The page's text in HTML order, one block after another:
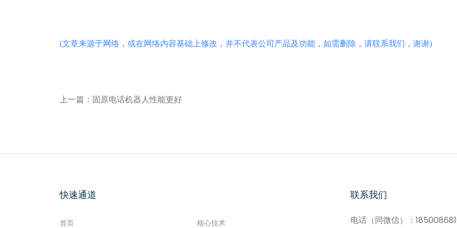
(文章来源于网络，或在网络内容基础上修改，并不代表公司产品及功能，如需删除，请联系我们，谢谢)
上一篇：固原电话机器人性能更好
快速通道
首页 核心技术
联系我们
电话（同微信）：